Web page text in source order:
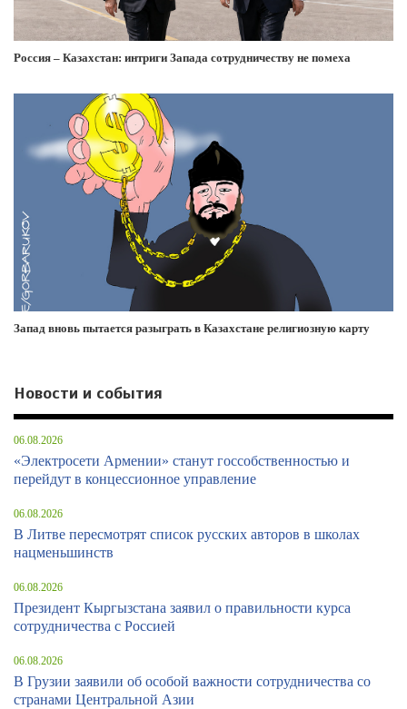
Россия – Казахстан: интриги Запада сотрудничеству не помеха
Запад вновь пытается разыграть в Казахстане религиозную карту
Новости и события
06.08.2026
«Электросети Армении» станут госсобственностью и
перейдут в концессионное управление
06.08.2026
В Литве пересмотрят список русских авторов в школах
нацменьшинств
06.08.2026
Президент Кыргызстана заявил о правильности курса
сотрудничества с Россией
06.08.2026
В Грузии заявили об особой важности сотрудничества со
странами Центральной Азии